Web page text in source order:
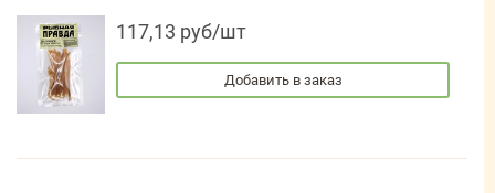
117,13 руб/шт
Добавить в заказ